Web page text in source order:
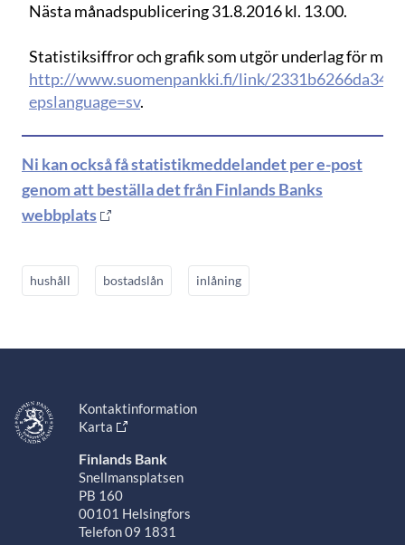
Nästa månadspublicering 31.8.2016 kl. 13.00.
Statistiksiffror och grafik som utgör underlag för
http://www.suomenpankki.fi/link/
epslanguage=sv.
Ni kan också få statistikmeddelandet per e-post
genom att beställa det från Finlands Banks
webbplats
hushåll bostadslån inlåning
Kontaktinformation
Karta
Finlands Bank
Snellmansplatsen
PB 160
00101 Helsingfors
Telefon 09 1831